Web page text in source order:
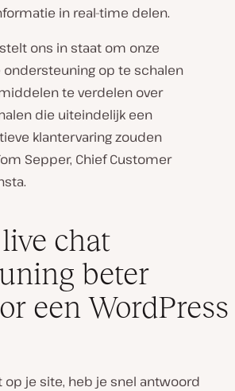
in real-time delen.
ons in staat om onze
ondersteuning op te schalen
te verdelen over
die uiteindelijk een
klantervaring zouden
Sepper, Chief Customer
.
chat
beter
een WordPress
op je site, heb je snel antwoord